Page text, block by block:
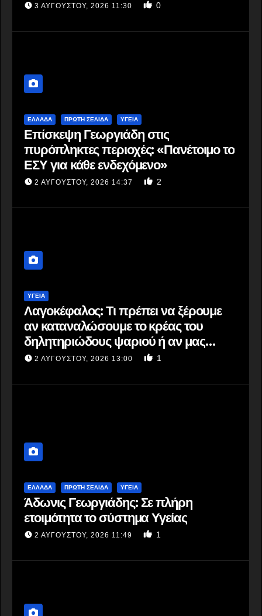
Δαφνί: Η ΕΔΕ δεν μπορεί να
3 ΑΥΓΟΎΣΤΟΥ, 2026 11:30 0
ΕΛΛΆΔΑ ΠΡΩΤΗ ΣΕΛΙΔΑ ΥΓΕΙΑ
Επίσκεψη Γεωργιάδη στις
πυρόπληκτες περιοχές: «Πανέτοιμο το
ΕΣΥ για κάθε ενδεχόμενο»
2 ΑΥΓΟΎΣΤΟΥ, 2026 14:37 2
ΥΓΕΙΑ
Λαγοκέφαλος: Τι πρέπει να ξέρουμε
αν καταναλώσουμε το κρέας του
δηλητηριώδους ψαριού ή αν μας
δαγκώσει – Οι οδηγίες του ΕΟΔΥ
2 ΑΥΓΟΎΣΤΟΥ, 2026 13:00 1
ΕΛΛΆΔΑ ΠΡΩΤΗ ΣΕΛΙΔΑ ΥΓΕΙΑ
Άδωνις Γεωργιάδης: Σε πλήρη
ετοιμότητα το σύστημα Υγείας
2 ΑΥΓΟΎΣΤΟΥ, 2026 11:49 1